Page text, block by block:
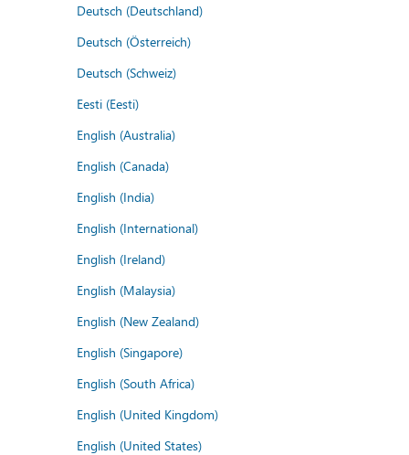
Deutsch (Deutschland)
Deutsch (Österreich)
Deutsch (Schweiz)
Eesti (Eesti)
English (Australia)
English (Canada)
English (India)
English (International)
English (Ireland)
English (Malaysia)
English (New Zealand)
English (Singapore)
English (South Africa)
English (United Kingdom)
English (United States)